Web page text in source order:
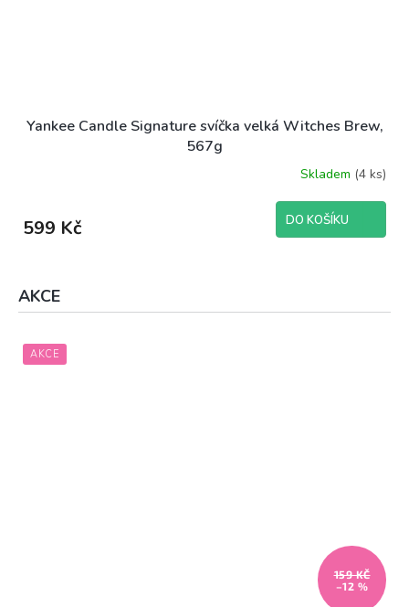
Yankee Candle Signature svíčka velká Witches Brew,
567g
Skladem (4 ks)
599 Kč DO KOŠÍKU
AKCE
AKCE
159 KČ
–12 %